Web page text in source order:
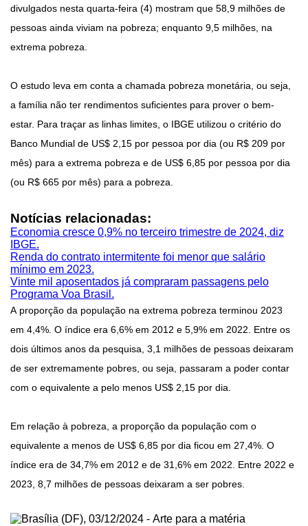
divulgados nesta quarta-feira (4) mostram que 58,9 milhões de
pessoas ainda viviam na pobreza; enquanto 9,5 milhões, na
extrema pobreza.
O estudo leva em conta a chamada pobreza monetária, ou seja,
a família não ter rendimentos suficientes para prover o bem-
estar. Para traçar as linhas limites, o IBGE utilizou o critério do
Banco Mundial de US$ 2,15 por pessoa por dia (ou R$ 209 por
mês) para a extrema pobreza e de US$ 6,85 por pessoa por dia
(ou R$ 665 por mês) para a pobreza.
Notícias relacionadas:
Economia cresce 0,9% no terceiro trimestre de 2024, diz
IBGE.
Renda do contrato intermitente foi menor que salário
mínimo em 2023.
Vinte mil aposentados já compraram passagens pelo
Programa Voa Brasil.
A proporção da população na extrema pobreza terminou 2023
em 4,4%. O índice era 6,6% em 2012 e 5,9% em 2022. Entre os
dois últimos anos da pesquisa, 3,1 milhões de pessoas deixaram
de ser extremamente pobres, ou seja, passaram a poder contar
com o equivalente a pelo menos US$ 2,15 por dia.
Em relação à pobreza, a proporção da população com o
equivalente a menos de US$ 6,85 por dia ficou em 27,4%. O
índice era de 34,7% em 2012 e de 31,6% em 2022. Entre 2022 e
2023, 8,7 milhões de pessoas deixaram a ser pobres.